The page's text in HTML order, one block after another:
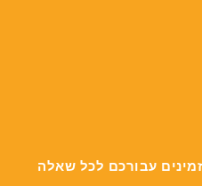
זמינים עבורכם לכל שאלה